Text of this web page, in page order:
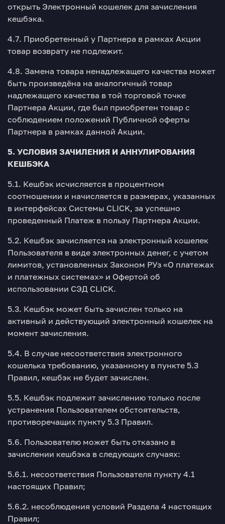
открыть Электронный кошелек для зачисления
кешбэка.
4.7. Приобретенный у Партнера в рамках Акции
товар возврату не подлежит.
4.8. Замена товара ненадлежащего качества может
быть произведёна на аналогичный товар
надлежащего качества в той торговой точке
Партнера Акции, где был приобретен товар с
соблюдением положений Публичной оферты
Партнера в рамках данной Акции.
5. УСЛОВИЯ ЗАЧИЛЕНИЯ И АННУЛИРОВАНИЯ
КЕШБЭКА
5.1. Кешбэк исчисляется в процентном
соотношении и начисляется в размерах, указанных
в интерфейсах Системы CLICK, за успешно
проведенный Платеж в пользу Партнера Акции.
5.2. Кешбэк зачисляется на электронный кошелек
Пользователя в виде электронных денег, с учетом
лимитов, установленных Законом РУз «О платежах
и платежных системах» и Офертой об
использовании СЭД CLICK.
5.3. Кешбэк может быть зачислен только на
активный и действующий электронный кошелек на
момент зачисления.
5.4. В случае несоответствия электронного
кошелька требованию, указанному в пункте 5.3
Правил, кешбэк не будет зачислен.
5.5. Кешбэк подлежит зачислению только после
устранения Пользователем обстоятельств,
противоречащих пункту 5.3 Правил.
5.6. Пользователю может быть отказано в
зачислении кешбэка в следующих случаях:
5.6.1. несоответствия Пользователя пункту 4.1
настоящих Правил;
5.6.2. несоблюдения условий Раздела 4 настоящих
Правил;